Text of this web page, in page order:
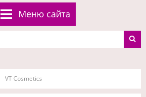
Меню сайта
VT Cosmetics